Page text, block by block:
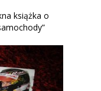
książka o